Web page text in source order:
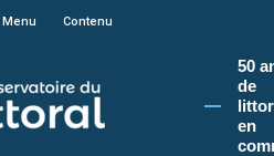
le site du Conservatoire du littoral, vous
Menu Contenu
50
de
en